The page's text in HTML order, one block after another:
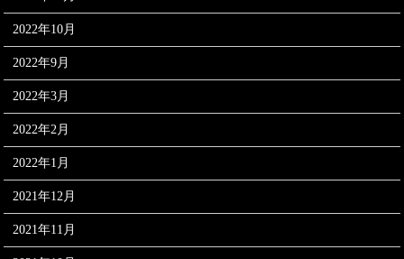
2022年10月
2022年9月
2022年3月
2022年2月
2022年1月
2021年12月
2021年11月